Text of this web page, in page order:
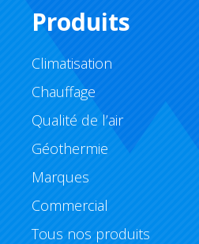
Produits
Climatisation
Chauffage
Qualité de l’air
Géothermie
Marques
Commercial
Tous nos produits